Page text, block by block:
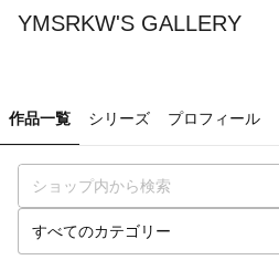
YMSRKW'S GALLERY
作品一覧 シリーズ プロフィール